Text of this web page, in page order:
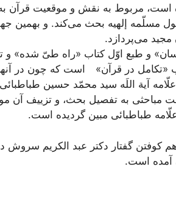
است، مربوط به نقش و موقعیت قرآن
مسلّمه إلهیه بحث مى‌كند. و بهمین
مجید مى‌پردازد.
و طبع اوّل كتاب «راه طىّ شده» و
«تكامل در قرآن» است كه چون در
علّامه آیة اللَه سید محمّد حسین
به تفصیل بحث، و تزییف آن
طباطبائى مبین گردیده است.
كوفتن گفتار دكتر عبد الكریم سروش
آمده است.